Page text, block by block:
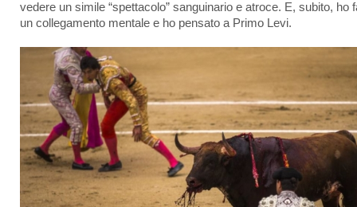
vedere un simile “spettacolo” sanguinario e atroce. E, subito, ho
un collegamento mentale e ho pensato a Primo Levi.